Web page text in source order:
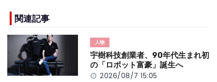
e
b
o
o
k
n
k
関連記事
人物
宇樹科技創業者、90年代生まれ初
の「ロボット富豪」誕生へ
2026/08/7 15:05